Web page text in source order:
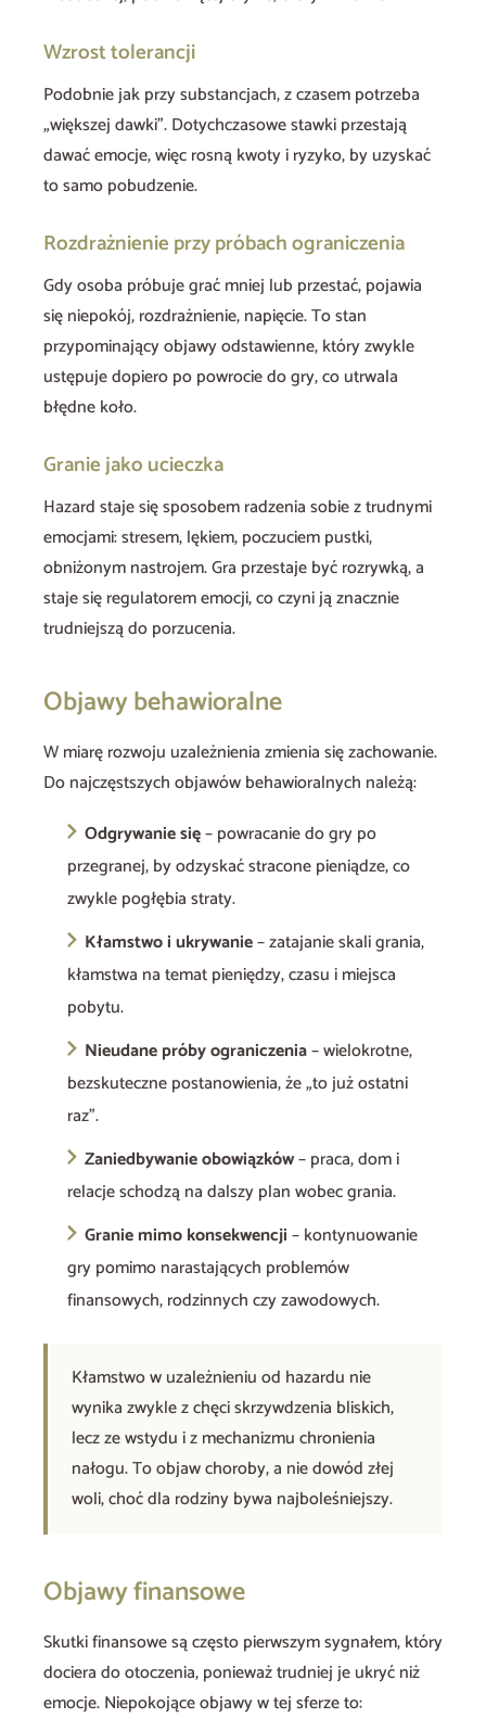
Wzrost tolerancji
Podobnie jak przy substancjach, z czasem potrzeba
„większej dawki”. Dotychczasowe stawki przestają
dawać emocje, więc rosną kwoty i ryzyko, by uzyskać
to samo pobudzenie.
Rozdrażnienie przy próbach ograniczenia
Gdy osoba próbuje grać mniej lub przestać, pojawia
się niepokój, rozdrażnienie, napięcie. To stan
przypominający objawy odstawienne, który zwykle
ustępuje dopiero po powrocie do gry, co utrwala
błędne koło.
Granie jako ucieczka
Hazard staje się sposobem radzenia sobie z trudnymi
emocjami: stresem, lękiem, poczuciem pustki,
obniżonym nastrojem. Gra przestaje być rozrywką, a
staje się regulatorem emocji, co czyni ją znacznie
trudniejszą do porzucenia.
Objawy behawioralne
W miarę rozwoju uzależnienia zmienia się zachowanie.
Do najczęstszych objawów behawioralnych należą:
Odgrywanie się– powracanie do gry po
przegranej, by odzyskać stracone pieniądze, co
zwykle pogłębia straty.
Kłamstwo i ukrywanie– zatajanie skali grania,
kłamstwa na temat pieniędzy, czasu i miejsca
pobytu.
Nieudane próby ograniczenia– wielokrotne,
bezskuteczne postanowienia, że „to już ostatni
raz”.
Zaniedbywanie obowiązków– praca, dom i
relacje schodzą na dalszy plan wobec grania.
Granie mimo konsekwencji– kontynuowanie
gry pomimo narastających problemów
finansowych, rodzinnych czy zawodowych.
Kłamstwo w uzależnieniu od hazardu nie
wynika zwykle z chęci skrzywdzenia bliskich,
lecz ze wstydu i z mechanizmu chronienia
nałogu. To objaw choroby, a nie dowód złej
woli, choć dla rodziny bywa najboleśniejszy.
Objawy finansowe
Skutki finansowe są często pierwszym sygnałem, który
dociera do otoczenia, ponieważ trudniej je ukryć niż
emocje. Niepokojące objawy w tej sferze to: